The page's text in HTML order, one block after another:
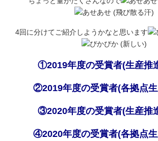
4回に分けてご紹介しようかなと思います
①2019年度の受賞者(生産推
②2019年度の受賞者(各拠点
③2020年度の受賞者(生産推
④2020年度の受賞者(各拠点